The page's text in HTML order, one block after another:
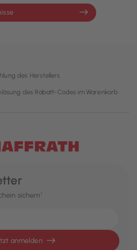
des Herstellers
des Rabatt-Codes im Warenkorb
sichern¹
anmelden